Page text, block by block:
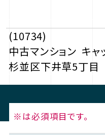
(10734)
中古マンション キャ
杉並区下井草5丁目
※は必須項目です。